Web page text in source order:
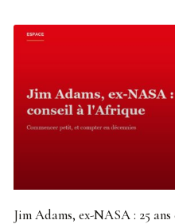
Jim Adams, ex-NASA : 25